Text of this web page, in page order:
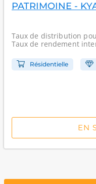
PATRIMOINE -
Taux de distribution
Taux de rendement
Résidentielle
EN